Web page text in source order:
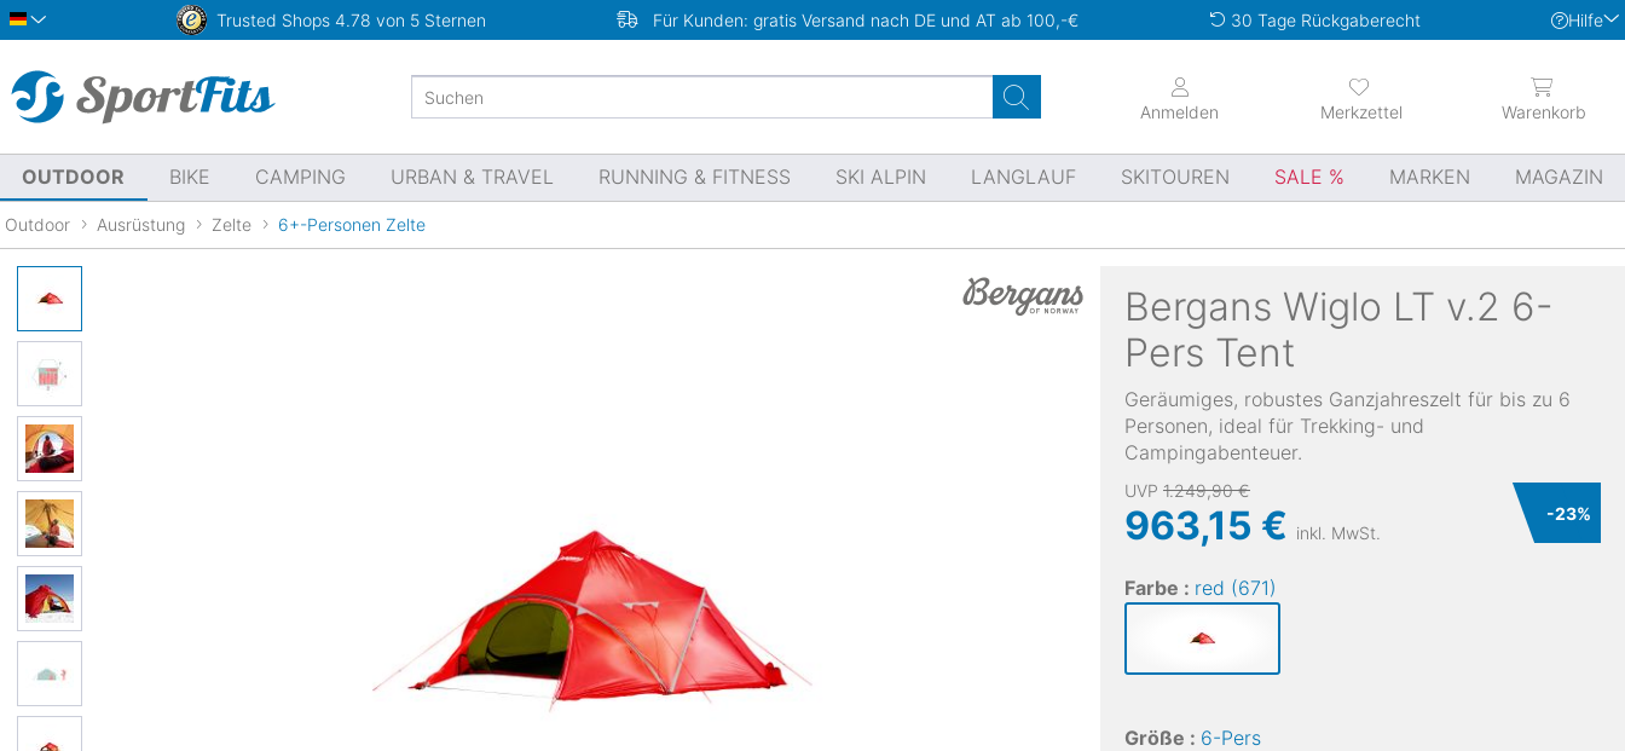
Deutsch Trusted Shops 4.78 von 5 Sternen Für Kunden: gratis Versand nach DE und AT ab 100,-€ 30 Tage Rückgaberecht Hilfe
Merkzettel
Anmelden Warenkorb
OUTDOOR BIKE CAMPING URBAN & TRAVEL RUNNING & FITNESS SKI ALPIN LANGLAUF SKITOUREN SALE MARKEN MAGAZIN
Outdoor Ausrüstung Zelte 6+-Personen Zelte
Bergans Wiglo LT v.2 6-
Pers Tent
Geräumiges, robustes Ganzjahreszelt für bis zu 6
Personen, ideal für Trekking- und
Campingabenteuer.
UVP 1.249,90 €
963,15 € inkl. MwSt.
-23%
Farbe : red (671)
Größe : 6-Pers